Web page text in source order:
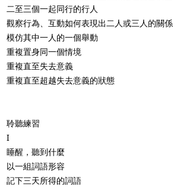
二至三個一起同行的行人
觀察行為、互動如何表現出二人或三人的關係
模仿其中一人的一個舉動
重複置身同一個情境
重複直至失去意義
重複直至超越失去意義的狀態
聆聽練習
I
睡醒，聽到什麼
以一組詞語形容
記下三天所得的詞語